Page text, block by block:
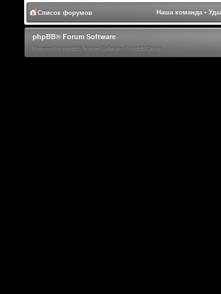
Список форумов Наша команда•
phpBB® Forum Software
Powered by phpBB® Forum Software © phpBB Group